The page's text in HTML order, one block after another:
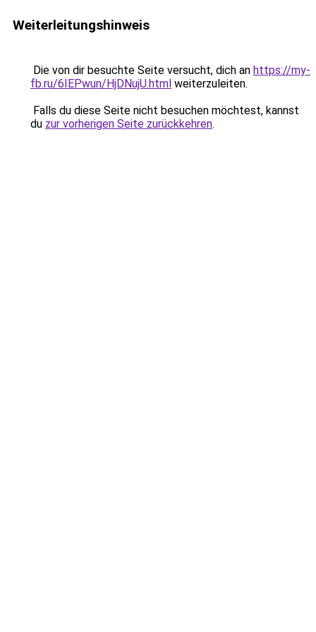
Weiterleitungshinweis
Die von dir besuchte Seite versucht, dich an https://my-
fb.ru/6IEPwun/HjDNujU.html weiterzuleiten.
Falls du diese Seite nicht besuchen möchtest, kannst
du zur vorherigen Seite zurückkehren.